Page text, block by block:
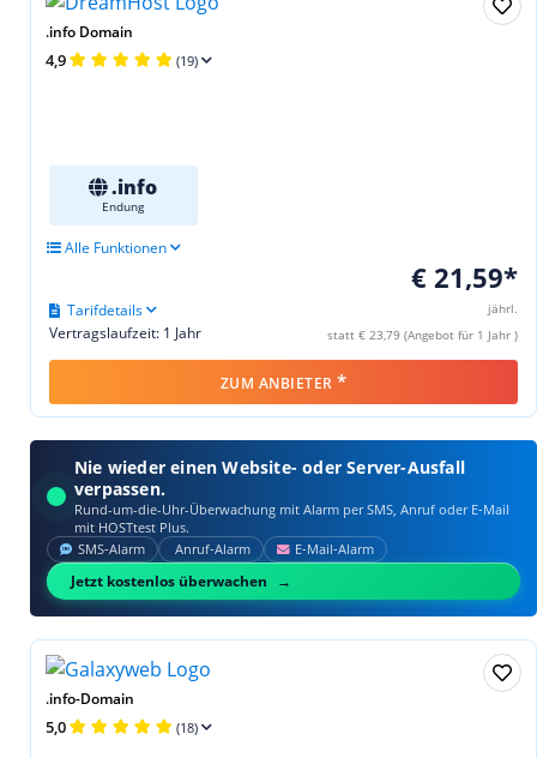
.info Domain
4,9 (19)
.info
Endung
Alle Funktionen
€ 21,59*
jährl.
statt € 23,79 (Angebot für 1 Jahr )
Vertragslaufzeit: 1 Jahr
Tarifdetails
ZUM ANBIETER *
Nie wieder einen Website- oder Server-Ausfall
verpassen.
Rund-um-die-Uhr-Überwachung mit Alarm per SMS, Anruf oder E‑Mail
mit HOSTtest Plus.
SMS‑Alarm Anruf‑Alarm E‑Mail‑Alarm
Jetzt kostenlos überwachen
.info-Domain
5,0 (18)